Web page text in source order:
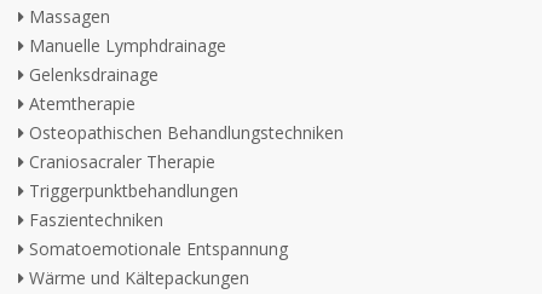
Massagen
Manuelle Lymphdrainage
Gelenksdrainage
Atemtherapie
Osteopathischen Behandlungstechniken
Craniosacraler Therapie
Triggerpunktbehandlungen
Faszientechniken
Somatoemotionale Entspannung
Wärme und Kältepackungen